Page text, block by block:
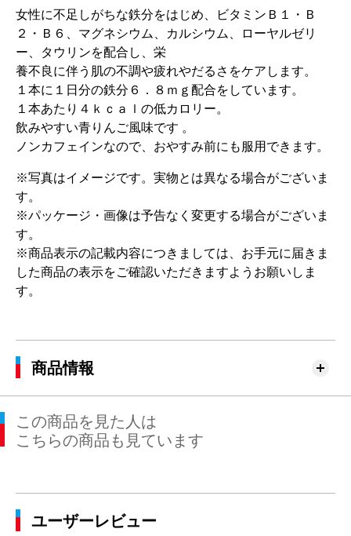
女性に不足しがちな鉄分をはじめ、ビタミンＢ１・Ｂ
２・Ｂ６、マグネシウム、カルシウム、ローヤルゼリ
ー、タウリンを配合し、栄
養不良に伴う肌の不調や疲れやだるさをケアします。
１本に１日分の鉄分６．８ｍｇ配合をしています。
１本あたり４ｋｃａｌの低カロリー。
飲みやすい青りんご風味です 。
ノンカフェインなので、おやすみ前にも服用できます。
※写真はイメージです。実物とは異なる場合がございま
す。
※パッケージ・画像は予告なく変更する場合がございま
す。
※商品表示の記載内容につきましては、お手元に届きま
した商品の表示をご確認いただきますようお願いしま
す。
商品情報
この商品を見た人は
こちらの商品も見ています
ユーザーレビュー